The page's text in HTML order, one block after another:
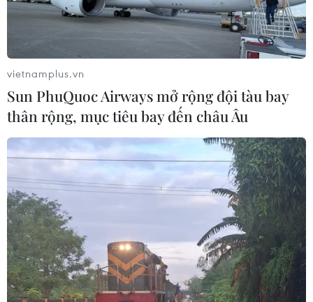
Dịch COVID-19: Số ca mắc mới ở Iran
vượt mốc 180.000 người
11/06/2020 14:37
Iran hiện có tổng cộng 180.156 người mắc bệnh viêm
vietnamplus.vn
Sun PhuQuoc Airways mở rộng đội tàu bay
thân rộng, mục tiêu bay đến châu Âu